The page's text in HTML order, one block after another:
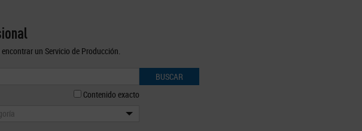
un Servicio de Producción.
BUSCAR
Contenido exacto